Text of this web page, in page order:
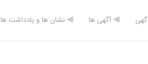
⫸ آگهی ها ⫸ نشان ها و یادداشت ها